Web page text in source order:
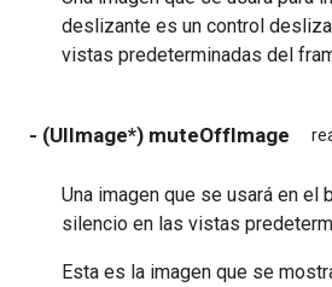
deslizante es un control
vistas predeterminadas del
- (UIImage*) muteOffImage
Una imagen que se usará en el
silencio en las vistas
Esta es la imagen que se